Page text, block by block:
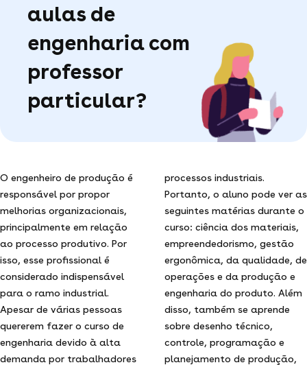
aulas de
engenharia com
professor
particular?
O engenheiro de produção é
responsável por propor
melhorias organizacionais,
principalmente em relação
ao processo produtivo. Por
isso, esse profissional é
considerado indispensável
para o ramo industrial.
Apesar de várias pessoas
quererem fazer o curso de
engenharia devido à alta
demanda por trabalhadores
processos industriais.
Portanto, o aluno pode ver as
seguintes matérias durante o
curso: ciência dos materiais,
empreendedorismo, gestão
ergonômica, da qualidade, de
operações e da produção e
engenharia do produto. Além
disso, também se aprende
sobre desenho técnico,
controle, programação e
planejamento de produção,